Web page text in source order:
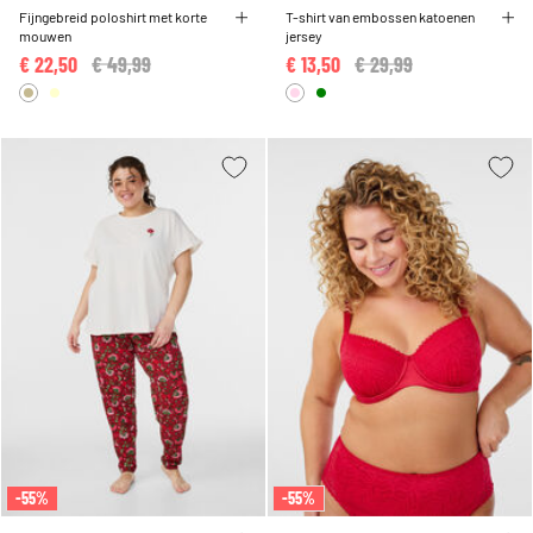
Fijngebreid poloshirt met korte
mouwen
Price reduced from
€ 49,99
€ 22,50
T-shirt van embossen katoenen
jersey
Price reduced from
€ 29,99
€ 13,50
-55% -55%